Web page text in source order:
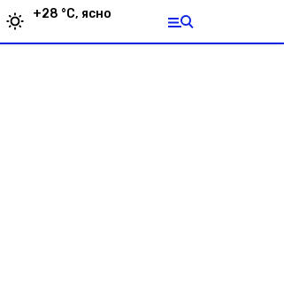
+28 °С, ясно